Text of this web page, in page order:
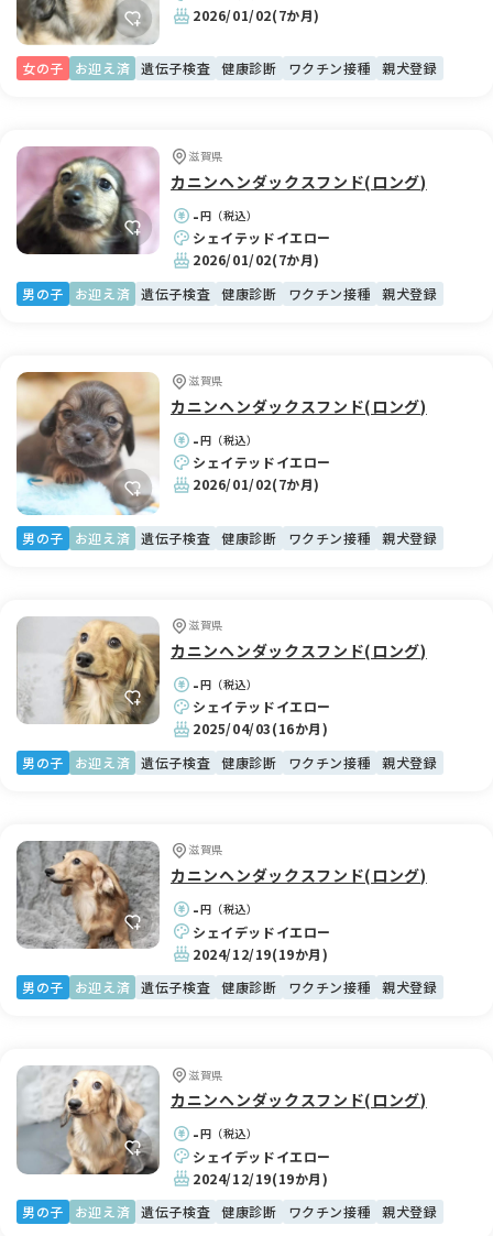
2026/01/02(7か月)
女の子 お迎え済 遺伝子検査 健康診断 ワクチン接種 親犬登録
滋賀県
カニンヘンダックスフンド(ロング)
-円（税込）
シェイテッドイエロー
2026/01/02(7か月)
男の子
お迎え済 遺伝子検査 健康診断 ワクチン接種 親犬登録
滋賀県
カニンヘンダックスフンド(ロング)
-円（税込）
シェイテッドイエロー
2026/01/02(7か月)
男の子 お迎え済 遺伝子検査 健康診断 ワクチン接種 親犬登録
滋賀県
カニンヘンダックスフンド(ロング)
-円（税込）
シェイテッドイエロー
2025/04/03(16か月)
男の子
お迎え済 遺伝子検査 健康診断 ワクチン接種 親犬登録
滋賀県
カニンヘンダックスフンド(ロング)
-円（税込）
シェイデッドイエロー
2024/12/19(19か月)
男の子
お迎え済 遺伝子検査 健康診断 ワクチン接種 親犬登録
滋賀県
カニンヘンダックスフンド(ロング)
-円（税込）
シェイデッドイエロー
2024/12/19(19か月)
男の子
お迎え済 遺伝子検査 健康診断 ワクチン接種 親犬登録